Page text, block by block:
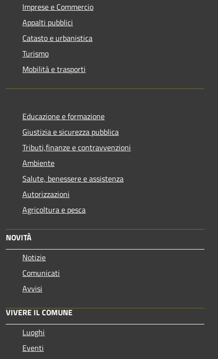
Imprese e Commercio
Appalti pubblici
Catasto e urbanistica
Turismo
Mobilità e trasporti
Educazione e formazione
Giustizia e sicurezza pubblica
Tributi,finanze e contravvenzioni
Ambiente
Salute, benessere e assistenza
Autorizzazioni
Agricoltura e pesca
NOVITÀ
Notizie
Comunicati
Avvisi
VIVERE IL COMUNE
Luoghi
Eventi